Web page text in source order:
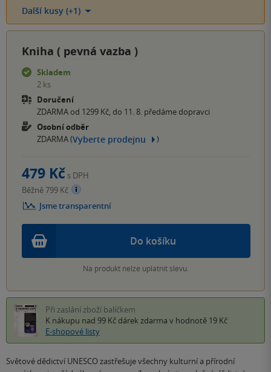
Další kusy (+1)
Kniha ( pevná vazba )
Skladem
2 ks
Doručení
ZDARMA od 1299 Kč, do 11. 8. předáme dopravci
Osobní odběr
ZDARMA (Vyberte prodejnu )
Do košíku
Na produkt nelze uplatnit slevu.
479 Kč s DPH
Běžně 799 Kč
Jsme transparentní
Při zaslání zboží balíčkem
K nákupu nad 99 Kč dárek zdarma v hodnotě 19 Kč
E-shopové listy
Světové dědictví UNESCO zastřešuje všechny kulturní a přírodní